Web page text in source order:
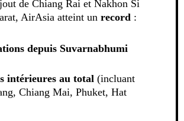
de Chiang Rai et Nakhon Si
AirAsia atteint un record :
depuis Suvarnabhumi
intérieures au total (incluant
Chiang Mai, Phuket, Hat